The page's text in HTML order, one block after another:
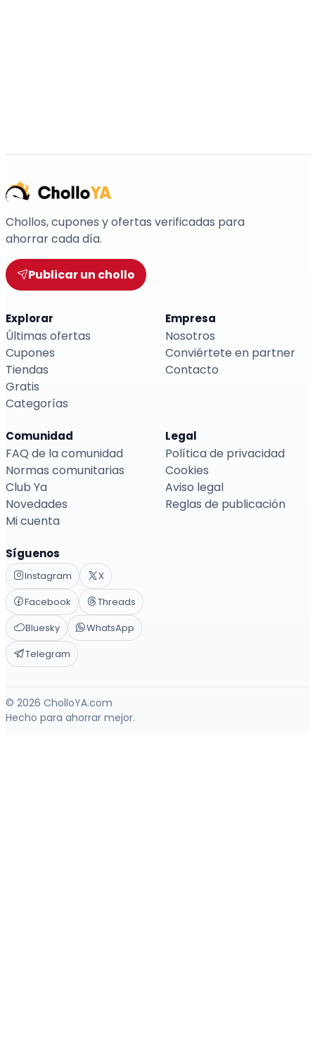
Chollos, cupones y ofertas verificadas para
ahorrar cada día.
Publicar un chollo
Explorar
Últimas ofertas
Cupones
Tiendas
Gratis
Categorías
Empresa
Nosotros
Conviértete en partner
Contacto
Comunidad
FAQ de la comunidad
Normas comunitarias
Club Ya
Novedades
Mi cuenta
Legal
Política de privacidad
Cookies
Aviso legal
Reglas de publicación
Síguenos
Instagram
X
Facebook
Threads
Bluesky
WhatsApp
Telegram
© 2026 CholloYA.com
Hecho para ahorrar mejor.